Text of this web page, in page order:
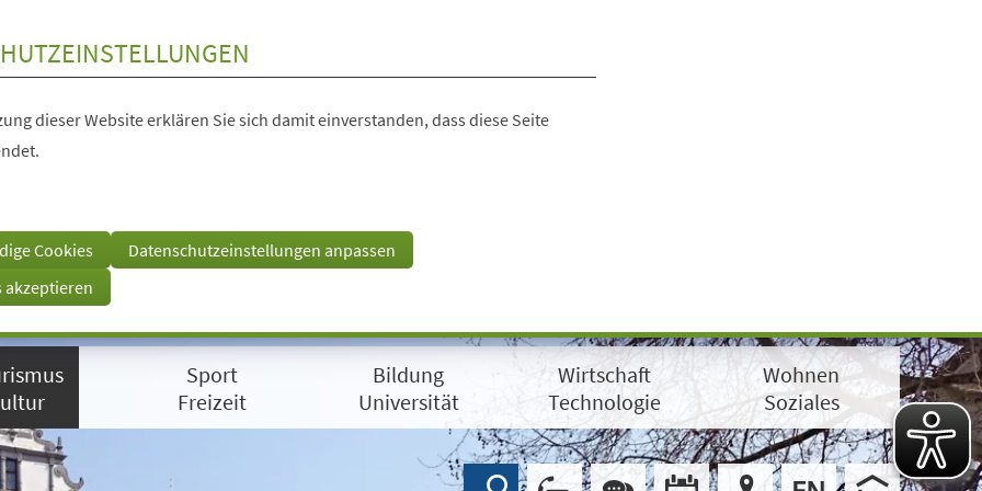
dieser Website erklären Sie sich damit einverstanden, dass diese Seite
Cookies
Datenschutzeinstellungen anpassen
akzeptieren
Sport
Freizeit
Bildung
Universität
Wirtschaft
Technologie
Wohnen
Soziales